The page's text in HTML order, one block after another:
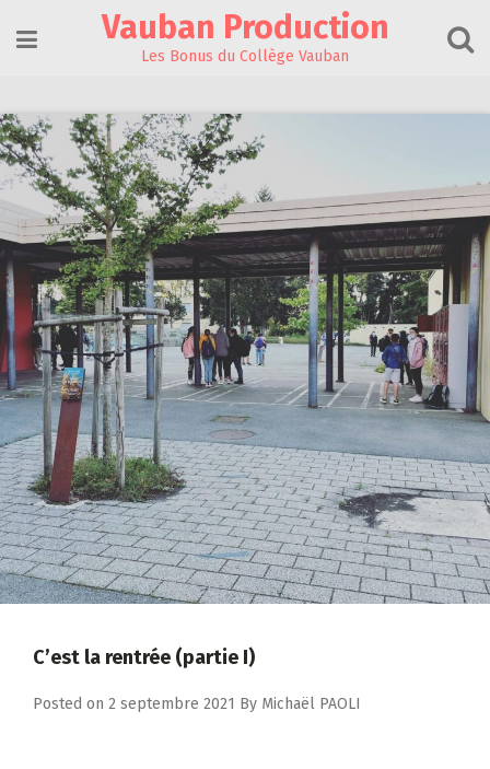
content
Vauban Production
Les Bonus du Collège Vauban
C’est la rentrée (partie I)
Posted on 2 septembre 2021 By Michaël PAOLI